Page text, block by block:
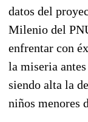
datos del
Milenio del
enfrentar con
la miseria
siendo alta la
niños menores